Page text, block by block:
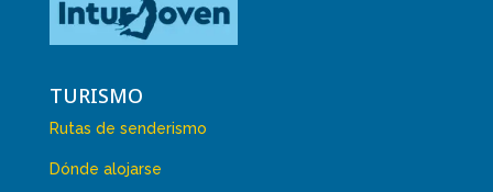
TURISMO
Rutas de senderismo
Dónde alojarse